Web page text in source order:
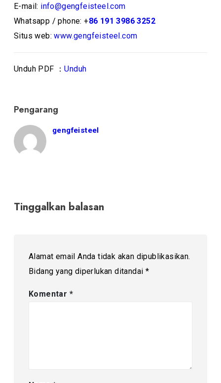
E-mail: info@gengfeisteel.com
Whatsapp / phone: +86 191 3986 3252
Situs web:www.gengfeisteel.com
Unduh PDF ：Unduh
Pengarang
gengfeisteel
Tinggalkan balasan
Alamat email Anda tidak akan dipublikasikan.
Bidang yang diperlukan ditandai *
Komentar *